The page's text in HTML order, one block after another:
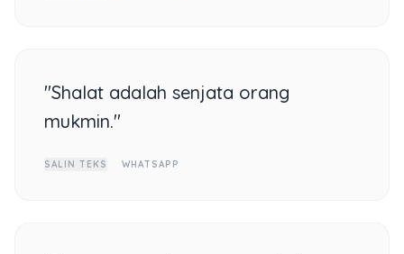
"Shalat adalah senjata orang
mukmin."
SALIN TEKS WHATSAPP